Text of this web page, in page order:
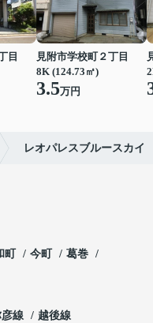
目
見附市学校町２丁目
8K (124.73㎡)
3.5万円
レオパレスブルースカイ
町 今町
葛巻
線 越後線